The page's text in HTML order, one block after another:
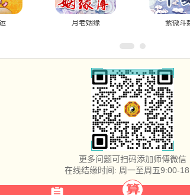
月老姻缘 紫微斗
更多问题可扫码添加师傅微信
在线结缘时间: 周一至周五9:00-